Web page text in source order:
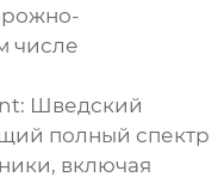
числе
Шведский
полный спектр
включая